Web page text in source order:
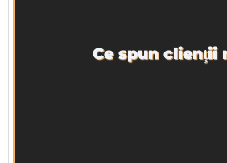
Ce spun clienții